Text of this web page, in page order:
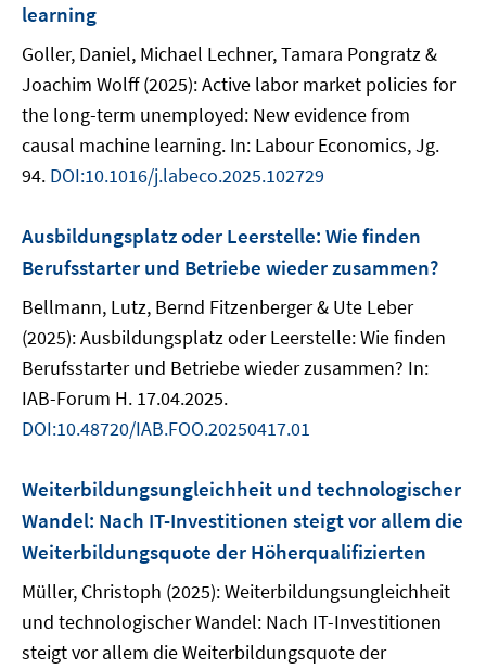
learning
Goller, Daniel, Michael Lechner, Tamara Pongratz &
Joachim Wolff (2025): Active labor market policies for
the long-term unemployed: New evidence from
causal machine learning. In: Labour Economics, Jg.
94. DOI:10.1016/j.labeco.2025.102729
Ausbildungsplatz oder Leerstelle: Wie finden
Berufsstarter und Betriebe wieder zusammen?
Bellmann, Lutz, Bernd Fitzenberger & Ute Leber
(2025): Ausbildungsplatz oder Leerstelle: Wie finden
Berufsstarter und Betriebe wieder zusammen? In:
IAB-Forum H. 17.04.2025.
DOI:10.48720/IAB.FOO.20250417.01
Weiterbildungsungleichheit und technologischer
Wandel: Nach IT-Investitionen steigt vor allem die
Weiterbildungsquote der Höherqualifizierten
Müller, Christoph (2025): Weiterbildungsungleichheit
und technologischer Wandel: Nach IT-Investitionen
steigt vor allem die Weiterbildungsquote der